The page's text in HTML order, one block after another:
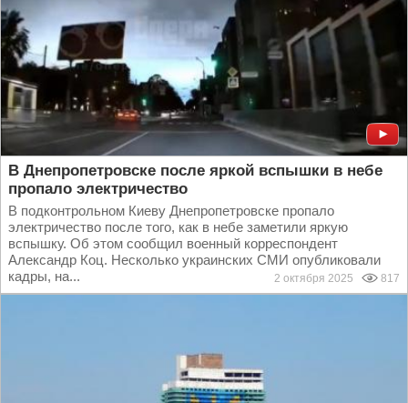
В Днепропетровске после яркой вспышки в небе
пропало электричество
В подконтрольном Киеву Днепропетровске пропало
электричество после того, как в небе заметили яркую
вспышку. Об этом сообщил военный корреспондент
Александр Коц. Несколько украинских СМИ опубликовали
кадры, на...
2 октября 2025 817